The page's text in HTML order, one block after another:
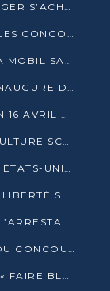
BIODIVERSITÉ : LE PROJET EARTHRANGER S’ACHÈVE, MAIS LES DÉFIS DEMEURENT
LE FAN CLUB KANDZA MWENE INVITE LES CONGOLAIS À UNE FORTE AFFLUENCE AU STADE DE KINTÉLÉ
NINON GOUAMBA LANCE À KINTÉLÉ LA MOBILISATION POUR L’INVESTITURE DR DSN
ENSEIGNEMENT SUPÉRIEUR : L’UDSN INAUGURE DES LABORATOIRES POUR BOOSTER LA FORMATION PRATIQUE
LA « VAGUE BLEUE » SE PRÉPARE À UN 16 AVRIL HISTORIQUE
LE CRS ALLIE EAU POTABLE ET AGRICULTURE SCOLAIRE AU CŒUR DE LA TRANSFORMATION DES ÉCOLES RURALES
CANTINES SCOLAIRES : LE PAM ET LES ÉTATS-UNIS AU CONTACT DES ÉCOLIERS DE KINKALA
LE RAPPEUR FREUD VINCES REMIS EN LIBERTÉ SOUS PRESSION MÉDIATIQUE
POINTE-NOIRE : INDIGNATION APRÈS L’ARRESTATION DU RAPPEUR FREUD VINCES
OWEN OKANDZE SACRÉ VAINQUEUR DU CONCOURS SLAM POUR LA VIE
NINON GOUAMBA INVITE LES TÉKÉS À « FAIRE BLOC » POUR PESER DANS LE DÉBAT NATIONAL